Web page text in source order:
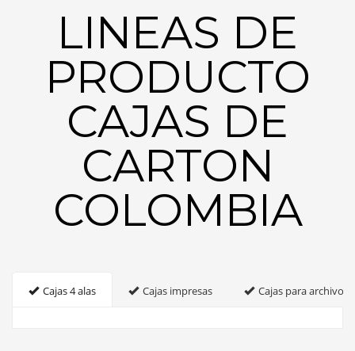
LINEAS DE
PRODUCTO
CAJAS DE
CARTON
COLOMBIA
Cajas 4 alas Cajas impresas Cajas para archivo